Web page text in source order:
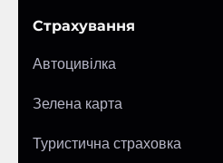
Страхування
Автоцивілка
Зелена карта
Туристична страховка